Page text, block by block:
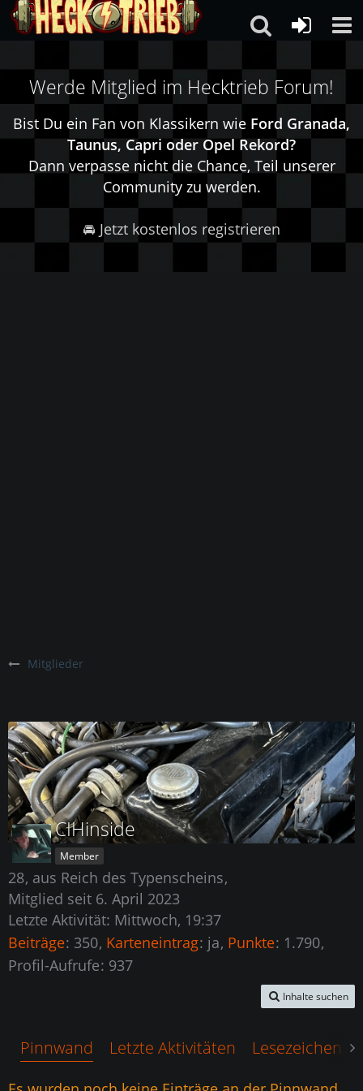
Werde Mitglied im Hecktrieb Forum!
Bist Du ein Fan von Klassikern wie Ford Granada,
Taunus, Capri oder Opel Rekord?
Dann verpasse nicht die Chance, Teil unserer
Community zu werden.
🚘 Jetzt kostenlos registrieren
Mitglieder
CIHinside
Member
28 aus Reich des Typenscheins
Mitglied seit 6. April 2023
Letzte Aktivität: Mittwoch, 19:37
Beiträge 350 Karteneintrag ja Punkte 1.790
Profil-Aufrufe 937
Inhalte suchen
Pinnwand Letzte Aktivitäten Lesezeichen